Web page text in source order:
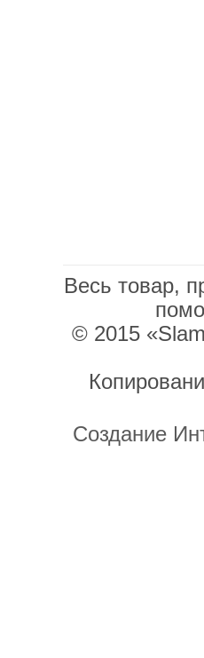
Весь товар,
© 2015
Создание